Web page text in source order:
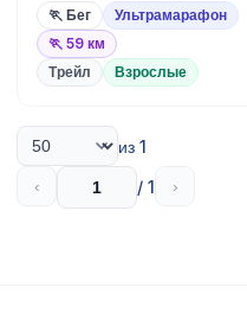
🏃 Бег
Ультрамарафон
🏃 59 км
Трейл Взрослые
из 1
‹ / 1 ›